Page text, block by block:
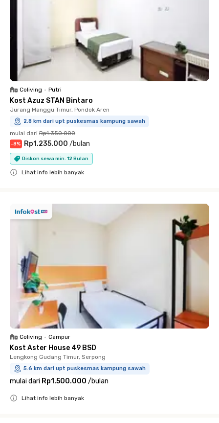
Coliving • Putri
Kost Azuz STAN Bintaro
Jurang Manggu Timur, Pondok Aren
2.8 km dari upt puskesmas kampung sawah
mulai dari Rp1.350.000
-8% Rp1.235.000 /bulan
Diskon sewa min. 12 Bulan
Lihat info lebih banyak
Coliving • Campur
Kost Aster House 49 BSD
Lengkong Gudang Timur, Serpong
5.6 km dari upt puskesmas kampung sawah
mulai dari Rp1.500.000 /bulan
Lihat info lebih banyak